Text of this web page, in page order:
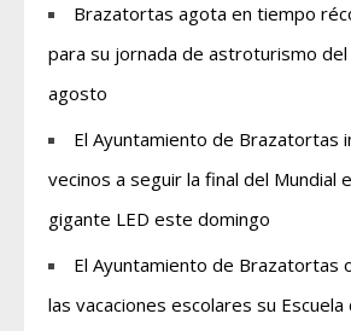
Brazatortas agota en tiempo
para su jornada de astroturismo
agosto
El Ayuntamiento de Brazatortas
vecinos a seguir la final del Mundial
gigante LED este domingo
El Ayuntamiento de Brazatortas
las vacaciones escolares su